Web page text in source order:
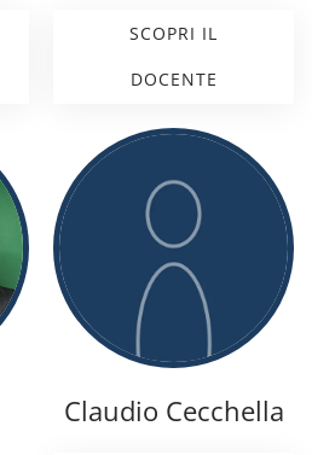
SCOPRI IL
DOCENTE
Claudio Cecchella